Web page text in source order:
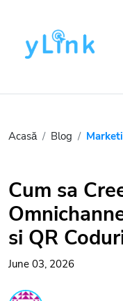
Acasă Blog
Cum sa
si QR
June 03, 2026